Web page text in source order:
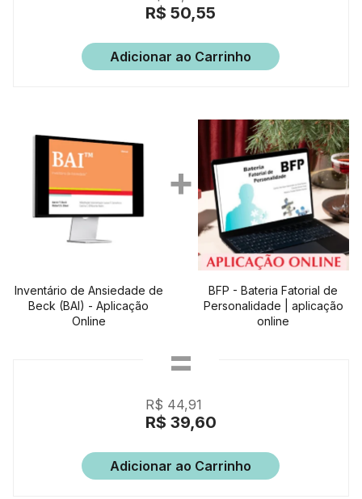
R$ 50,55
Adicionar ao Carrinho
Inventário de Ansiedade de
Beck (BAI) - Aplicação
Online
BFP - Bateria Fatorial de
Personalidade | aplicação
online
R$ 44,91
R$ 39,60
Adicionar ao Carrinho